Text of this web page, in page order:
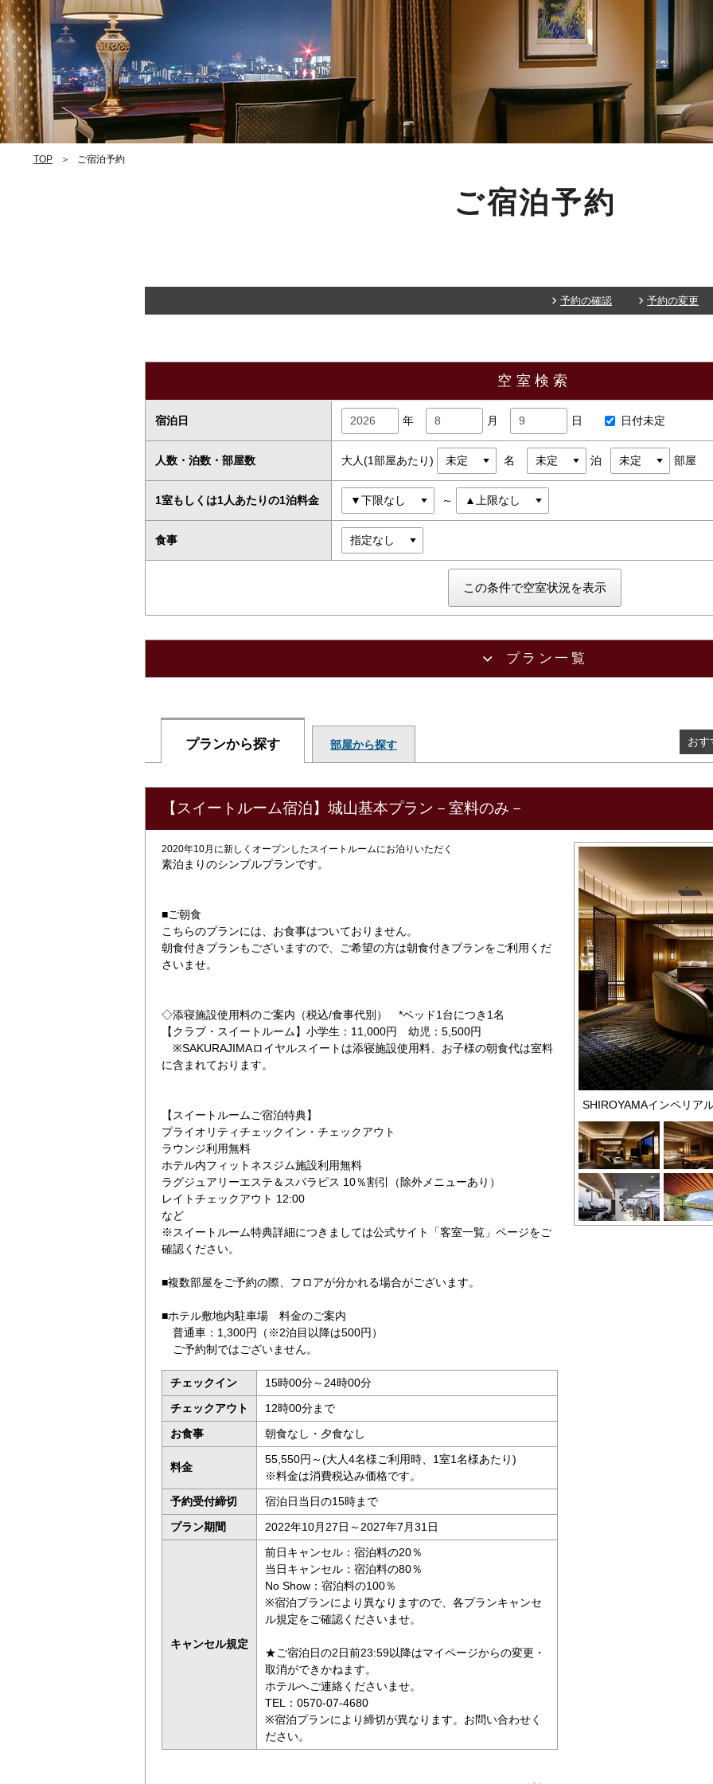
TOP ご宿泊予約
ご宿泊予約
予約の確認 予約の変更
空室検索
宿泊日 年 月 日 日付未定
人数・泊数・部屋数 大人(1部屋あたり) 名 泊 部屋
1室もしくは1人あたりの1泊料金 ～
食事
プラン一覧
プランから探す 部屋から探す おす
【スイートルーム宿泊】城山基本プラン－室料のみ－
2020年10月に新しくオープンしたスイートルームにお泊りいただく
素泊まりのシンプルプランです。
■ご朝食
こちらのプランには、お食事はついておりません。
朝食付きプランもございますので、ご希望の方は朝食付きプランをご利用くだ
さいませ。
◇添寝施設使用料のご案内（税込/食事代別） *ベッド1台につき1名
【クラブ・スイートルーム】小学生：11,000円 幼児：5,500円
※SAKURAJIMAロイヤルスイートは添寝施設使用料、お子様の朝食代は室料
に含まれております。
【スイートルームご宿泊特典】
プライオリティチェックイン・チェックアウト
ラウンジ利用無料
ホテル内フィットネスジム施設利用無料
ラグジュアリーエステ＆スパラピス 10％割引（除外メニューあり）
レイトチェックアウト 12:00
など
※スイートルーム特典詳細につきましては公式サイト「客室一覧」ページをご
確認ください。
■複数部屋をご予約の際、フロアが分かれる場合がございます。
■ホテル敷地内駐車場 料金のご案内
普通車：1,300円（※2泊目以降は500円）
ご予約制ではございません。
チェックイン
15時00分～24時00分
チェックアウト
12時00分まで
お食事
朝食なし・夕食なし
料金
55,550円～(大人4名様ご利用時、1室1名様あたり)
※料金は消費税込み価格です。
予約受付締切
宿泊日当日の15時まで
プラン期間
2022年10月27日～2027年7月31日
キャンセル規定
前日キャンセル：宿泊料の20％
当日キャンセル：宿泊料の80％
No Show：宿泊料の100％
※宿泊プランにより異なりますので、各プランキャンセ
ル規定をご確認くださいませ。
★ご宿泊日の2日前23:59以降はマイページからの変更・
取消ができかねます。
ホテルへご連絡くださいませ。
TEL：0570-07-4680
※宿泊プランにより締切が異なります。お問い合わせく
ださい。
SHIROYAMAインペリア